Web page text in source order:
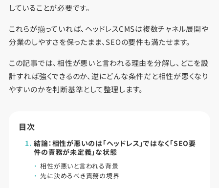
していることが必要です。
これらが揃っていれば、ヘッドレスCMSは複数チャネル展開や
分業のしやすさを保ったまま、SEOの要件も満たせます。
この記事では、相性が悪いと言われる理由を分解し、どこを設
計すれば強くできるのか、逆にどんな条件だと相性が悪くなり
やすいのかを判断基準として整理します。
目次
結論：相性が悪いのは「ヘッドレス」ではなく「SEO要
件の責務が未定義」な状態
相性が悪いと言われる背景
先に決めるべき責務の境界